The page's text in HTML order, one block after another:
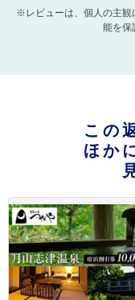
※レビューは、個人の主観
能を保
この
ほか